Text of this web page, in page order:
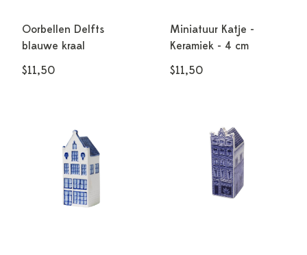
Oorbellen Delfts
blauwe kraal
$11,50
Miniatuur Katje -
Keramiek - 4 cm
$11,50